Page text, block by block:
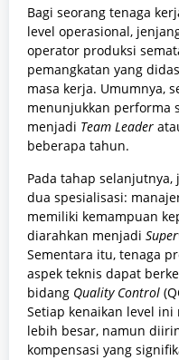
Bagi seorang tenaga
level operasional,
operator produksi
pemangkatan yang
masa kerja. Umumnya,
menunjukkan performa
menjadi Team Leader
beberapa tahun.
Pada tahap
dua spesialisasi:
memiliki kemampuan
diarahkan menjadi
Sementara itu, tenaga
aspek teknis dapat
bidang Quality Control
Setiap kenaikan level
lebih besar, namun
kompensasi yang